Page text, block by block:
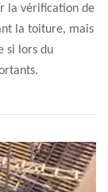
la vérification de
la toiture, mais
si lors du